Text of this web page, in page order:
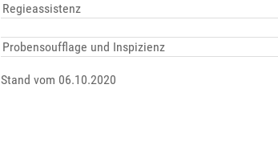
Regieassistenz
Probensoufflage und Inspizienz
Stand vom 06.10.2020